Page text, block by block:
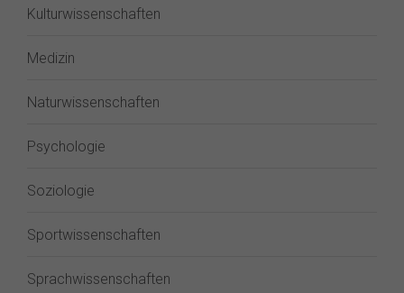
Kulturwissenschaften
Medizin
Naturwissenschaften
Psychologie
Soziologie
Sportwissenschaften
Sprachwissenschaften